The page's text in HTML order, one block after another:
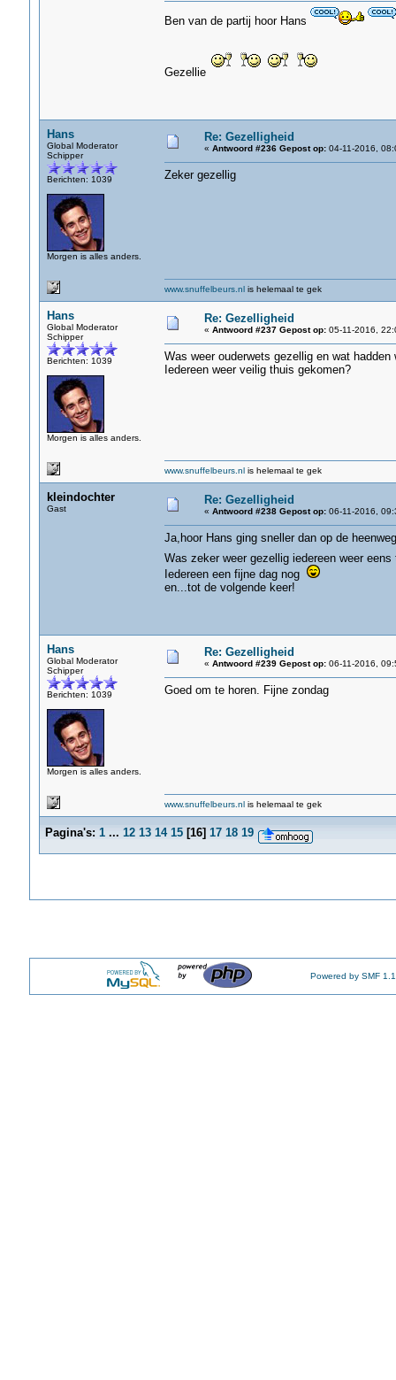
Ben van de partij hoor Hans
Gezellie
Hans
Global Moderator
Schipper
Berichten: 1039
Morgen is alles anders.
Re: Gezelligheid
« Antwoord #236 Gepost op:04-11-2016,
Zeker gezellig
www.snuffelbeurs.nlis helemaal te gek
Hans
Global Moderator
Schipper
Berichten: 1039
Morgen is alles anders.
Re: Gezelligheid
« Antwoord #237 Gepost op:05-11-2016,
Was weer ouderwets gezellig en wat
Iedereen weer veilig thuis gekomen?
www.snuffelbeurs.nlis helemaal te gek
kleindochter
Gast
Re: Gezelligheid
« Antwoord #238 Gepost op:06-11-2016,
Ja,hoor Hans ging sneller dan op de
Was zeker weer gezellig iedereen weer
Iedereen een fijne dag nog
en...tot de volgende keer!
Hans
Global Moderator
Schipper
Berichten: 1039
Morgen is alles anders.
Re: Gezelligheid
« Antwoord #239 Gepost op:06-11-2016,
Goed om te horen. Fijne zondag
www.snuffelbeurs.nlis helemaal te gek
Pagina's: 1 ... 12 13 14 15[16] 17 18 19
Powered by SMF